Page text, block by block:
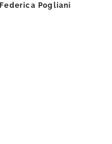
Federica Pogliani